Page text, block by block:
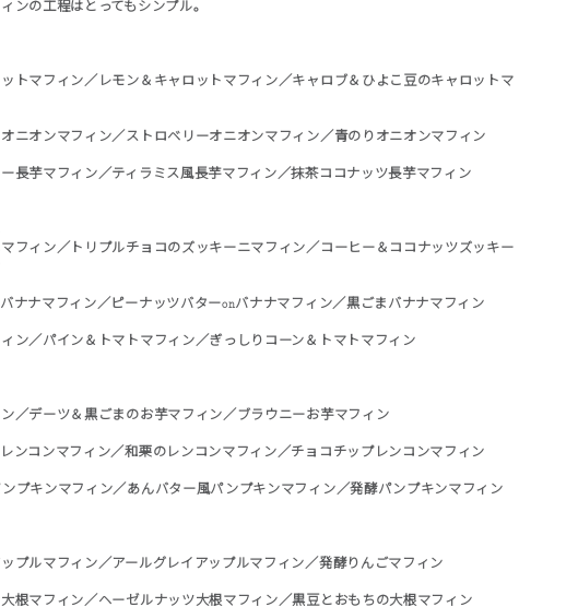
ィンの工程はとってもシンプル。
トマフィン／レモン＆キャロットマフィン／キャロブ＆ひよこ豆のキャロットマ
オニオンマフィン／ストロベリーオニオンマフィン／青のりオニオンマフィン
ー長芋マフィン／ティラミス風長芋マフィン／抹茶ココナッツ長芋マフィン
フィン／トリプルチョコのズッキーニマフィン／コーヒー＆ココナッツズッキー
ナナマフィン／ピーナッツバターonバナナマフィン／黒ごまバナナマフィン
ィン／パイン＆トマトマフィン／ぎっしりコーン＆トマトマフィン
／デーツ＆黒ごまのお芋マフィン／ブラウニーお芋マフィン
ンコンマフィン／和栗のレンコンマフィン／チョコチップレンコンマフィン
プキンマフィン／あんバター風パンプキンマフィン／発酵パンプキンマフィン
プルマフィン／アールグレイアップルマフィン／発酵りんごマフィン
根マフィン／ヘーゼルナッツ大根マフィン／黒豆とおもちの大根マフィン